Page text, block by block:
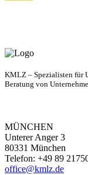
KMLZ – Spezialisten für
Beratung von
MÜNCHEN
Unterer Anger 3
80331 München
Telefon: +49 89
office@kmlz.de